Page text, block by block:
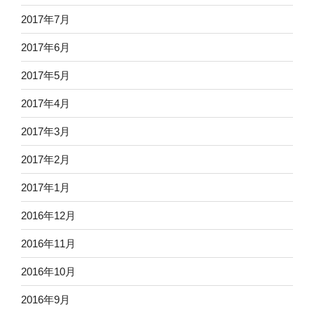
2017年7月
2017年6月
2017年5月
2017年4月
2017年3月
2017年2月
2017年1月
2016年12月
2016年11月
2016年10月
2016年9月